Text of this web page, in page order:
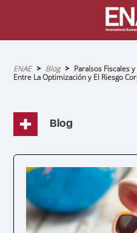
Sobrescribir
enlaces
de
navegación
ENAE Blog
Paraísos Fiscales
Entre La Optimización y El Riesgo
Blog